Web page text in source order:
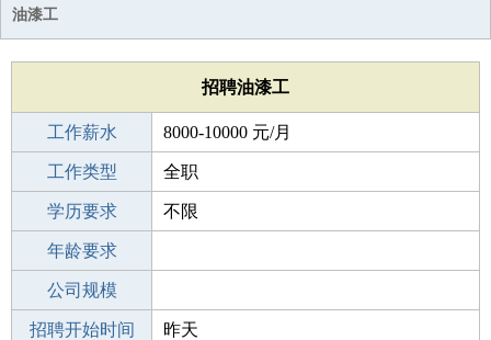
油漆工
招聘油漆工
工作薪水 8000-10000 元/月
招聘人数 1人
工作类型 全职
性别要求 -
学历要求 不限
工作经验
年龄要求
工作地点
公司规模
公司电话
招聘开始时间 昨天